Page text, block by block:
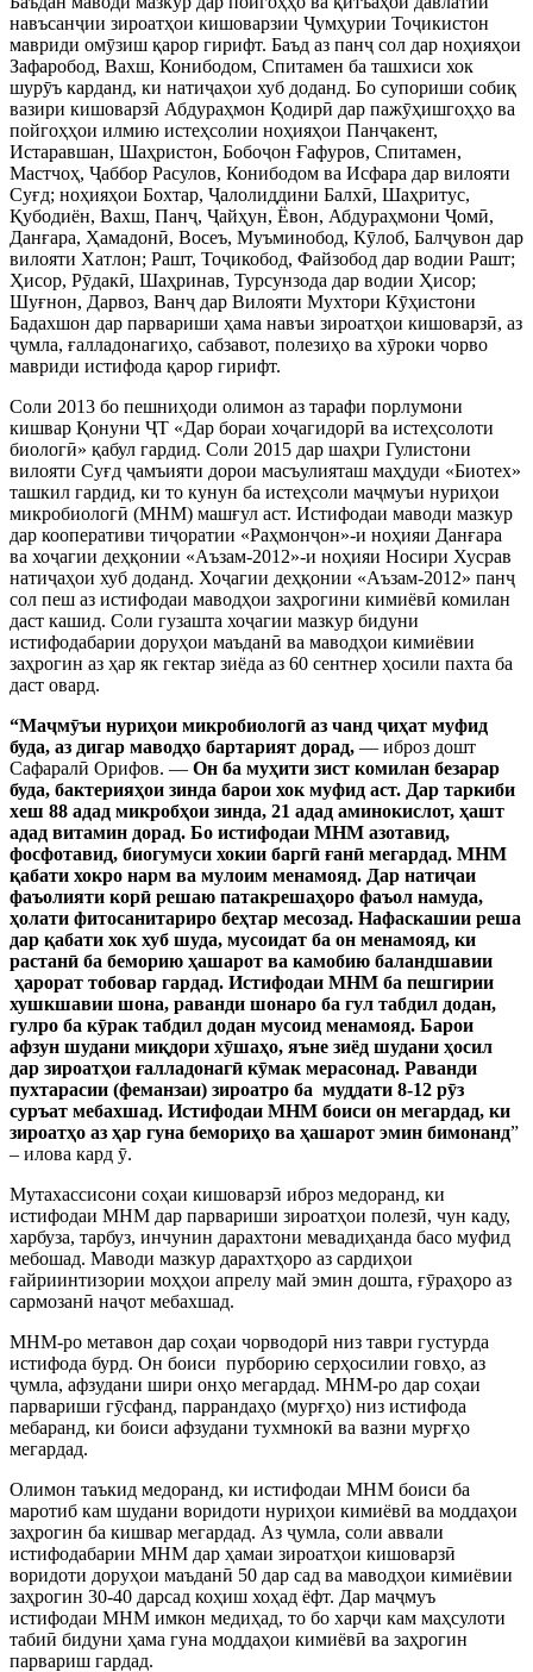
навъсанҷии зироатҳои кишоварзии Ҷумҳурии Тоҷикистон
мавриди омӯзиш қарор гирифт. Баъд аз панҷ сол дар ноҳияҳои
Зафаробод, Вахш, Конибодом, Спитамен ба ташхиси хок
шурӯъ карданд, ки натиҷаҳои хуб доданд. Бо супориши собиқ
вазири кишоварзӣ Абдураҳмон Қодирӣ дар пажӯҳишгоҳҳо ва
пойгоҳҳои илмию истеҳсолии ноҳияҳои Панҷакент,
Истаравшан, Шаҳристон, Бобоҷон Ғафуров, Спитамен,
Мастчоҳ, Ҷаббор Расулов, Конибодом ва Исфара дар вилояти
Суғд; ноҳияҳои Бохтар, Ҷалолиддини Балхӣ, Шаҳритус,
Қубодиён, Вахш, Панҷ, Ҷайҳун, Ёвон, Абдураҳмони Ҷомӣ,
Данғара, Ҳамадонӣ, Восеъ, Муъминобод, Кӯлоб, Балҷувон дар
вилояти Хатлон; Рашт, Тоҷикобод, Файзобод дар водии Рашт;
Ҳисор, Рӯдакӣ, Шаҳринав, Турсунзода дар водии Ҳисор;
Шуғнон, Дарвоз, Ванҷ дар Вилояти Мухтори Кӯҳистони
Бадахшон дар парвариши ҳама навъи зироатҳои кишоварзӣ, аз
ҷумла, ғалладонагиҳо, сабзавот, полезиҳо ва хӯроки чорво
мавриди истифода қарор гирифт.
Соли 2013 бо пешниҳоди олимон аз тарафи порлумони
кишвар Қонуни ҶТ «Дар бораи хоҷагидорӣ ва истеҳсолоти
биологӣ» қабул гардид. Соли 2015 дар шаҳри Гулистони
вилояти Суғд ҷамъияти дорои масъулияташ маҳдуди «Биотех»
ташкил гардид, ки то кунун ба истеҳсоли маҷмуъи нуриҳои
микробиологӣ (МНМ) машғул аст. Истифодаи маводи мазкур
дар кооперативи тиҷоратии «Раҳмонҷон»-и ноҳияи Данғара
ва хоҷагии деҳқонии «Аъзам-2012»-и ноҳияи Носири Хусрав
натиҷаҳои хуб доданд. Хоҷагии деҳқонии «Аъзам-2012» панҷ
сол пеш аз истифодаи маводҳои заҳрогини кимиёвӣ комилан
даст кашид. Соли гузашта хоҷагии мазкур бидуни
истифодабарии доруҳои маъданӣ ва маводҳои кимиёвии
заҳрогин аз ҳар як гектар зиёда аз 60 сентнер ҳосили пахта ба
даст овард.
“Маҷмӯъи нуриҳои микробиологӣ аз чанд ҷиҳат муфид
буда, аз дигар маводҳо бартарият дорад, — иброз дошт
Сафаралӣ Орифов. — Он ба муҳити зист комилан безарар
буда, бактерияҳои зинда барои хок муфид аст. Дар таркиби
хеш 88 адад микробҳои зинда, 21 адад аминокислот, ҳашт
адад витамин дорад. Бо истифодаи МНМ азотавид,
фосфотавид, биогумуси хокии баргӣ ғанӣ мегардад. МНМ
қабати хокро нарм ва мулоим менамояд. Дар натиҷаи
фаъолияти корӣ решаю патакрешаҳоро фаъол намуда,
ҳолати фитосанитариро беҳтар месозад. Нафаскашии реша
дар қабати хок хуб шуда, мусоидат ба он менамояд, ки
растанӣ ба беморию ҳашарот ва камобию баландшавии
ҳарорат тобовар гардад. Истифодаи МНМ ба пешгирии
хушкшавии шона, раванди шонаро ба гул табдил додан,
гулро ба кӯрак табдил додан мусоид менамояд. Барои
афзун шудани миқдори хӯшаҳо, яъне зиёд шудани ҳосил
дар зироатҳои ғалладонагӣ кӯмак мерасонад. Раванди
пухтарасии (феманзаи) зироатро ба муддати 8-12 рӯз
суръат мебахшад. Истифодаи МНМ боиси он мегардад, ки
зироатҳо аз ҳар гуна бемориҳо ва ҳашарот эмин бимонанд”
– илова кард ӯ.
Мутахассисони соҳаи кишоварзӣ иброз медоранд, ки
истифодаи МНМ дар парвариши зироатҳои полезӣ, чун каду,
харбуза, тарбуз, инчунин дарахтони мевадиҳанда басо муфид
мебошад. Маводи мазкур дарахтҳоро аз сардиҳои
ғайриинтизории моҳҳои апрелу май эмин дошта, ғӯраҳоро аз
сармозанӣ наҷот мебахшад.
МНМ-ро метавон дар соҳаи чорводорӣ низ таври густурда
истифода бурд. Он боиси пурборию серҳосилии говҳо, аз
ҷумла, афзудани шири онҳо мегардад. МНМ-ро дар соҳаи
парвариши гӯсфанд, паррандаҳо (мурғҳо) низ истифода
мебаранд, ки боиси афзудани тухмнокӣ ва вазни мурғҳо
мегардад.
Олимон таъкид медоранд, ки истифодаи МНМ боиси ба
маротиб кам шудани воридоти нуриҳои кимиёвӣ ва моддаҳои
заҳрогин ба кишвар мегардад. Аз ҷумла, соли аввали
истифодабарии МНМ дар ҳамаи зироатҳои кишоварзӣ
воридоти доруҳои маъданӣ 50 дар сад ва маводҳои кимиёвии
заҳрогин 30-40 дарсад коҳиш хоҳад ёфт. Дар маҷмуъ
истифодаи МНМ имкон медиҳад, то бо харҷи кам маҳсулоти
табиӣ бидуни ҳама гуна моддаҳои кимиёвӣ ва заҳрогин
парвариш гардад.